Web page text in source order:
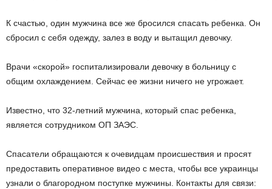
К счастью, один мужчина все же бросился спасать ребенка. Он
сбросил с себя одежду, залез в воду и вытащил девочку.
Врачи «скорой» госпитализировали девочку в больницу с
общим охлаждением. Сейчас ее жизни ничего не угрожает.
Известно, что 32-летний мужчина, который спас ребенка,
является сотрудником ОП ЗАЭС.
Спасатели обращаются к очевидцам происшествия и просят
предоставить оперативное видео с места, чтобы все украинцы
узнали о благородном поступке мужчины. Контакты для связи: